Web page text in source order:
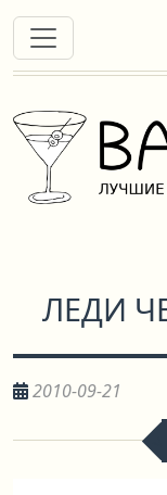
ЛЕДИ
2010-09-21